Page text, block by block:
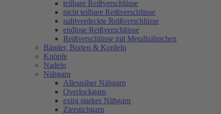
teilbare Reißverschlüsse
nicht teilbare Reißverschlüsse
nahtverdeckte Reißverschlüsse
endlose Reißverschlüsse
Reißverschlüsse mit Metallzähnchen
Bänder, Borten & Kordeln
Knöpfe
Nadeln
Nähgarn
Allesnäher Nähgarn
Overlockgarn
extra starkes Nähgarn
Zierstichgarn